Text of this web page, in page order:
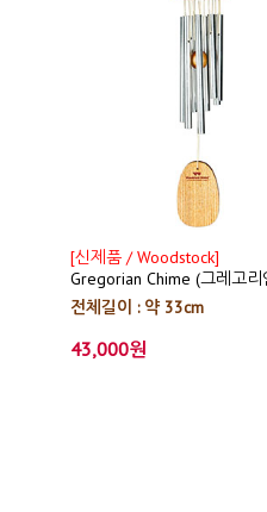
[신제품 / Woodstock]
Gregorian Chime (그레고리
전체길이 : 약 33cm
43,000원